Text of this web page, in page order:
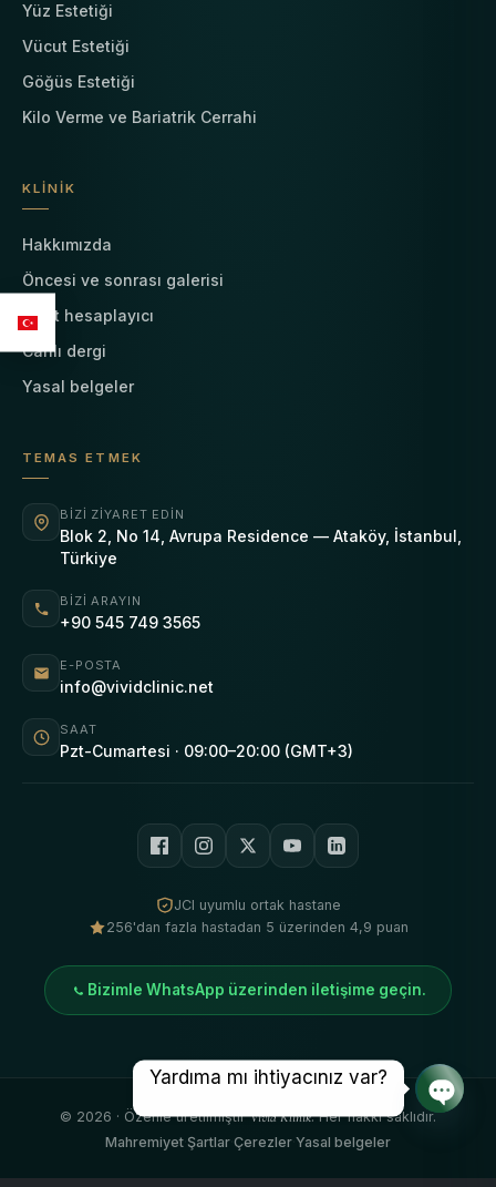
Yüz Estetiği
Vücut Estetiği
Göğüs Estetiği
Kilo Verme ve Bariatrik Cerrahi
KLINIK
Hakkımızda
Öncesi ve sonrası galerisi
Fiyat hesaplayıcı
Canlı dergi
Yasal belgeler
TEMAS ETMEK
BIZI ZIYARET EDIN
Blok 2, No 14, Avrupa Residence — Ataköy, İstanbul,
Türkiye
BIZI ARAYIN
+90 545 749 3565
E-POSTA
info@vividclinic.net
SAAT
Pzt-Cumartesi · 09:00–20:00 (GMT+3)
JCI uyumlu ortak hastane
256'dan fazla hastadan 5 üzerinden 4,9 puan
Bizimle WhatsApp üzerinden iletişime geçin.
© 2026 · Özenle üretilmiştirVivid Klinik. Her hakkı saklıdır.
Mahremiyet Şartlar Çerezler Yasal belgeler
Yardıma mı ihtiyacınız var?